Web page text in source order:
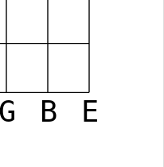
G B E